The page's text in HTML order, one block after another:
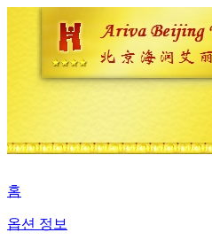
홈
옵션 정보